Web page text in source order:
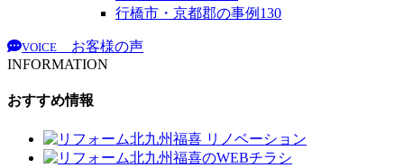
行橋市・京都郡の事例 130
VOICE
お客様の声
INFORMATION
おすすめ情報